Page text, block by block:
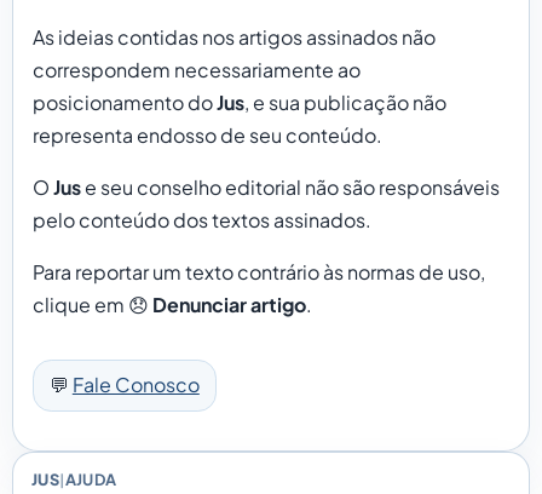
JUS|AJUDA
As ideias contidas nos artigos assinados não
correspondem necessariamente ao
posicionamento doJus, e sua publicação não
representa endosso de seu conteúdo.
OJuse seu conselho editorial não são responsáveis
pelo conteúdo dos textos assinados.
Para reportar um texto contrário às normas de uso,
clique em 😞 Denunciar artigo.
💬 Fale Conosco